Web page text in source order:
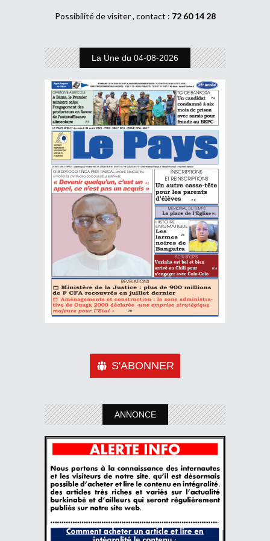
Possibilité de visiter , contact : 72 60 14 28
La Une du 04-08-2026
S'ABONNER
ANNONCE